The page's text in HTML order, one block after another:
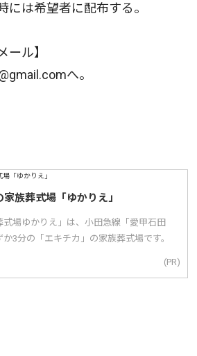
には希望者に配布する。
ル】
へ。
族葬式場「ゆかりえ」
式場ゆかりえ」は、小田急線「愛甲石田
3分の「エキチカ」の家族葬式場です。
(PR)